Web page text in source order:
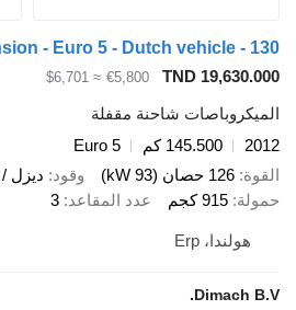
TND
€5,800
≈ $6,701
شاحنة مقفلة
145.500 كم
Euro 5
126 حصان (93 kW) وقود
ديزل /
915 كجم عدد المقاعد 3
هولندا، Erp
Dimach